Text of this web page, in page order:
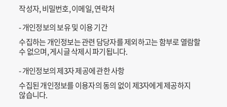
작성자, 비밀번호, 이메일, 연락처
- 개인정보의 보유 및 이용 기간
수집하는 개인정보는 관련 담당자를 제외하고는 함부로 열람할
수 없으며, 게시글 삭제시 파기됩니다.
- 개인정보의 제3자 제공에 관한 사항
수집된 개인정보를 이용자의 동의 없이 제3자에게 제공하지
않습니다.